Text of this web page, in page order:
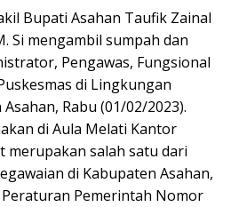
Bupati Asahan Taufik Zainal
Si mengambil sumpah dan
Pengawas, Fungsional
di Lingkungan
Rabu (01/02/2023).
di Aula Melati Kantor
merupakan salah satu dari
di Kabupaten Asahan,
Pemerintah Nomor